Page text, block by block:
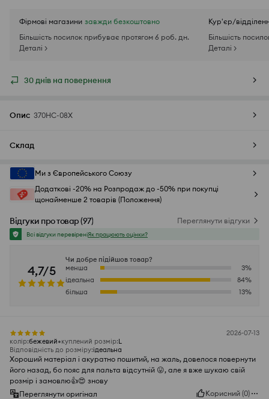
Фірмові магазини завжди безкоштовно
Більшість посилок прибуває протягом 6 роб. дн.
Деталі >
Кур'єр/
Більшість
Деталі >
30 днів на повернення
Опис 370HC-08X
Склад
Ми з Європейського Союзу
Додаткові -20% на Розпродаж до -50% при покупці
щонайменше 2 товарів (Положення)
Відгуки про товар(97) Переглянути відгуки
Всі відгуки перевіреніЯк працюють оцінки?
4,7/5
Чи добре підійшов товар?
менша
3%
ідеальна
84%
більша
13%
2026-07-13
колір:бежевий куплений розмір:L
Відповідність до розміру:ідеальна
Хороший матеріал і акуратно пошитий, на жаль, довелося повернути
його назад, бо пояс для пальта відсутній 😛, але я вже шукаю свій
розмір і замовлю👍😍 знову
Переглянути оригінал
Корисний (0)